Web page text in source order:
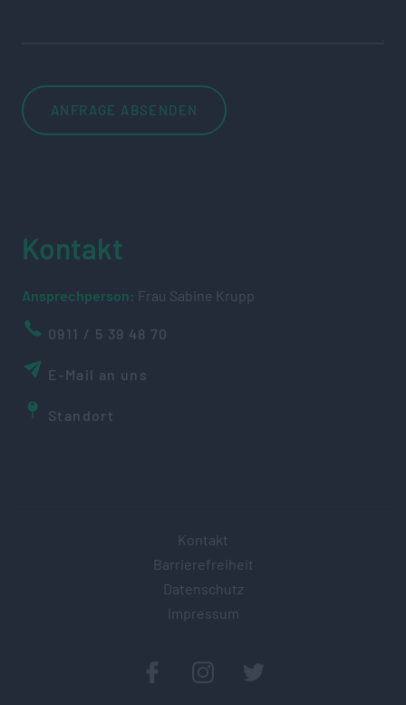
Kontakt
Ansprechperson: Frau Sabine Krupp
0911 / 5 39 48 70
E-Mail an uns
Standort
Kontakt
Barrierefreiheit
Datenschutz
Impressum